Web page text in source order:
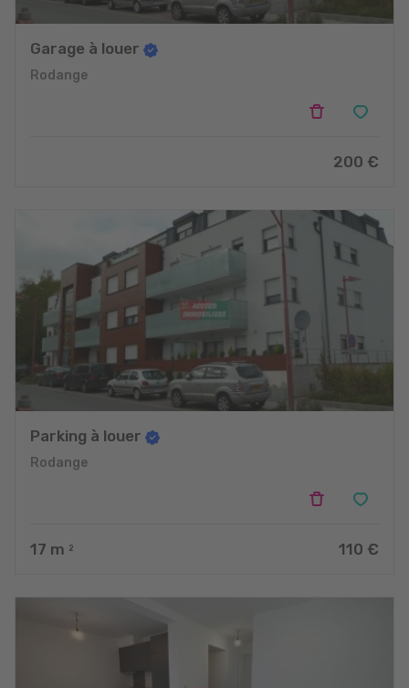
Garage à louer
Rodange
200 €
Parking à louer
Rodange
17 m 2 110 €